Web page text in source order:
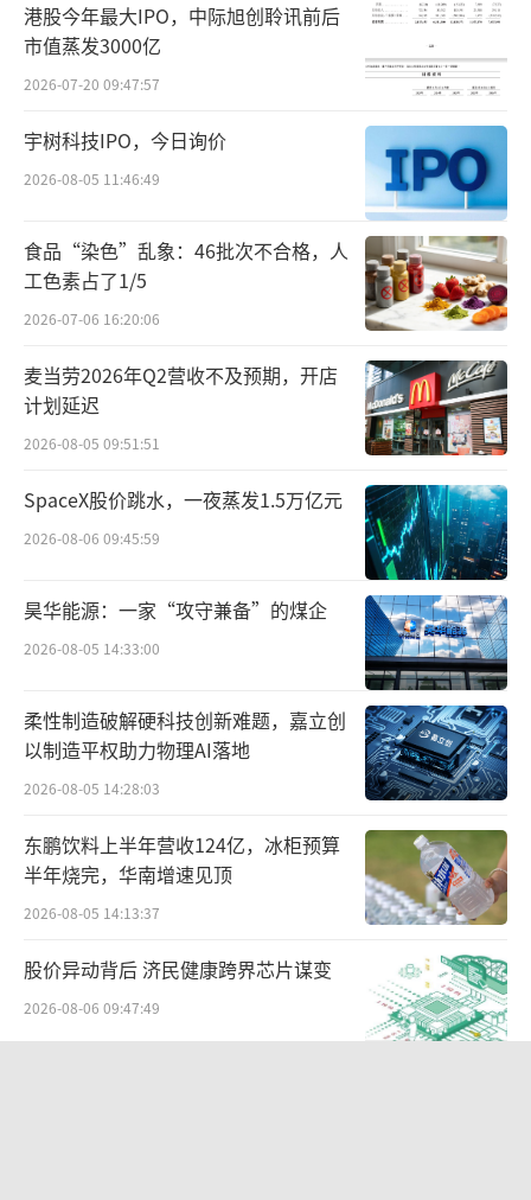
0元附近，刨除北京租车和加油成本，每个月能
有1万元出头的收入，这样的收入已经是全国的
佼佼者，背后是一线城市相对较高的起步价和
陈霖更多的时间投入。
滴滴规定司机单日服务时长不超过10小
时，但司机不是时刻都有订单，所以每天可以
在线更长时间。陈霖印象中，早几年获得同等
收入他每天在线13-14个小时。他如此勤勉，一
单。
口碑值，是滴滴管理司机的有形之手。
港股今年最大IPO，中际旭创聆讯前后
市值蒸发3000亿
2026-07-20 09:47:57
宇树科技IPO，今日询价
2026-08-05 11:46:49
食品“染色”乱象：46批次不合格，人
工色素占了1/5
2026-07-06 16:20:06
麦当劳2026年Q2营收不及预期，开店
计划延迟
2026-08-05 09:51:51
SpaceX股价跳水，一夜蒸发1.5万亿元
2026-08-06 09:45:59
昊华能源：一家“攻守兼备”的煤企
2026-08-05 14:33:00
柔性制造破解硬科技创新难题，嘉立创
以制造平权助力物理AI落地
2026-08-05 14:28:03
东鹏饮料上半年营收124亿，冰柜预算
半年烧完，华南增速见顶
2026-08-05 14:13:37
股价异动背后 济民健康跨界芯片谋变
2026-08-06 09:47:49